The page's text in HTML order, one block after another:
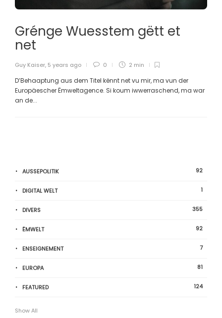
Grénge Wuesstem gëtt et
net
Guy Kaiser, 5 years ago 0 2 min
D’Behaaptung aus dem Titel kënnt net vu mir, ma vun der
Europäescher Ëmweltagence. Si koum iwwerraschend, ma war
an de...
AUSSEPOLITIK 92
DIGITAL WELT 1
DIVERS 355
ËMWELT 92
ENSEIGNEMENT 7
EUROPA 81
FEATURED 124
Show All